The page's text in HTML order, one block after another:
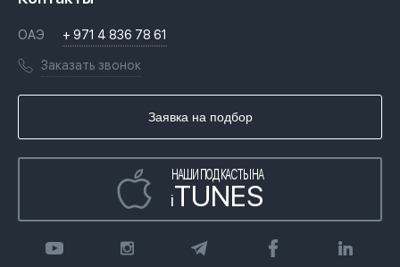
Недвижимость за криптовалюту в Дубае
Переезд в Дубай, ОАЭ
Гражданство ОАЭ
Вопросы и ответы
Книги
Инфографика
Лицензии
Агентство недвижимости
ОАЭ + 971 4 836 78 61
Заказать звонок
Заявка на подбор
НАШИ ПОДКАСТЫ НА
iTUNES